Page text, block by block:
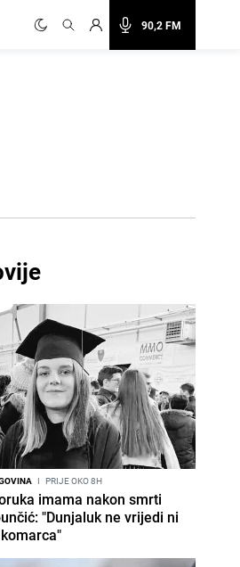
90,2 FM
I PRIJE OKO 8H
imama nakon smrti
"Dunjaluk ne vrijedi ni